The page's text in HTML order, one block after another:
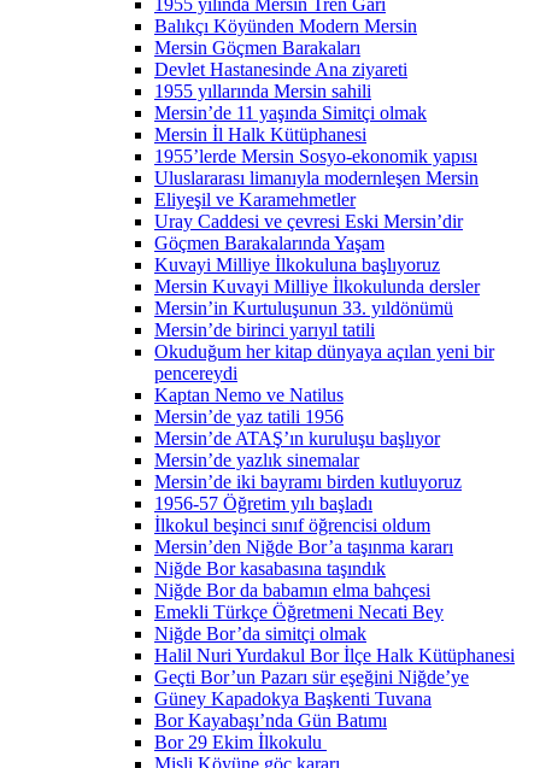
1955 yılında Mersin Tren Garı
Balıkçı Köyünden Modern Mersin
Mersin Göçmen Barakaları
Devlet Hastanesinde Ana ziyareti
1955 yıllarında Mersin sahili
Mersin’de 11 yaşında Simitçi olmak
Mersin İl Halk Kütüphanesi
1955’lerde Mersin Sosyo-ekonomik yapısı
Uluslararası limanıyla modernleşen Mersin
Eliyeşil ve Karamehmetler
Uray Caddesi ve çevresi Eski Mersin’dir
Göçmen Barakalarında Yaşam
Kuvayi Milliye İlkokuluna başlıyoruz
Mersin Kuvayi Milliye İlkokulunda dersler
Mersin’in Kurtuluşunun 33. yıldönümü
Mersin’de birinci yarıyıl tatili
Okuduğum her kitap dünyaya açılan yeni bir
pencereydi
Kaptan Nemo ve Natilus
Mersin’de yaz tatili 1956
Mersin’de ATAŞ’ın kuruluşu başlıyor
Mersin’de yazlık sinemalar
Mersin’de iki bayramı birden kutluyoruz
1956-57 Öğretim yılı başladı
İlkokul beşinci sınıf öğrencisi oldum
Mersin’den Niğde Bor’a taşınma kararı
Niğde Bor kasabasına taşındık
Niğde Bor da babamın elma bahçesi
Emekli Türkçe Öğretmeni Necati Bey
Niğde Bor’da simitçi olmak
Halil Nuri Yurdakul Bor İlçe Halk Kütüphanesi
Geçti Bor’un Pazarı sür eşeğini Niğde’ye
Güney Kapadokya Başkenti Tuvana
Bor Kayabaşı’nda Gün Batımı
Bor 29 Ekim İlkokulu
Misli Köyüne göç kararı